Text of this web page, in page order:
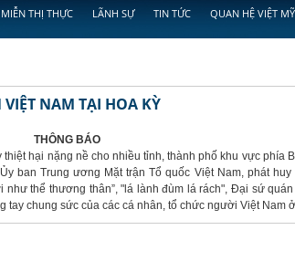
MIỄN THỊ THỰC LÃNH SỰ TIN TỨC QUAN HỆ VIỆT MỸ
NAM TẠI HOA KỲ
THÔNG BÁO
hại nặng nề cho nhiều tỉnh, thành phố khu vực phía
ban Trung ương Mặt trận Tổ quốc Việt Nam, phát huy
thể thương thân”, "lá lành đùm lá rách", Đại sứ quán
tay chung sức của các cá nhân, tổ chức người Việt Nam